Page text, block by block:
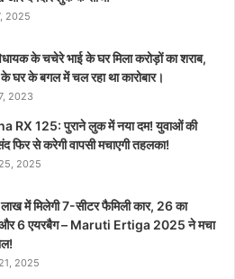
2025
के चचेरे भाई के घर मिला करोड़ों का शराब,
घर के बगल में चल रहा था कारोबार।
2023
RX 125: पुराने लुक में नया दम! युवाओं की
फिर से करेगी वापसी मचाएगी तहलका!
2025
में मिलेगी 7-सीटर फैमिली कार, 26 का
6 एयरबैग – Maruti Ertiga 2025 ने मचा
2025